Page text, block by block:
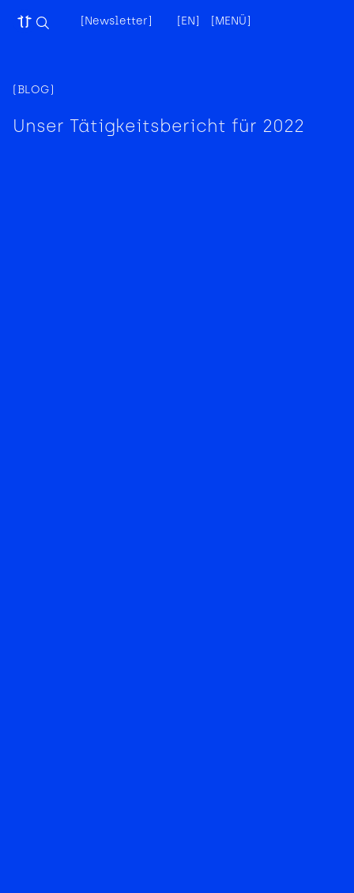
[Newsletter] [EN] [MENÜ]
(BLOG)
Unser Tätigkeitsbericht für 2022